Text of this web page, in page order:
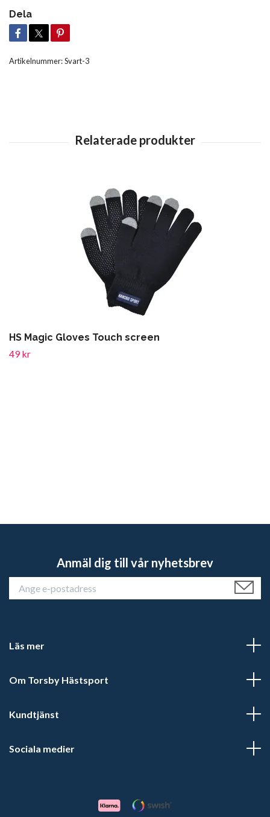
Dela
Artikelnummer:Svart-3
HS Magic Gloves Touch screen
49 kr
Anmäl dig till vår nyhetsbrev
Läs mer
Om Torsby Hästsport
Kundtjänst
Sociala medier